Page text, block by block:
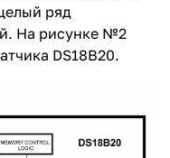
ряд
На рисунке №2
DS18B20.